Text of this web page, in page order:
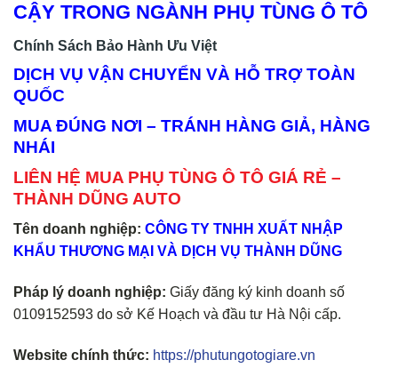
CẬY TRONG NGÀNH PHỤ TÙNG Ô TÔ
Chính Sách Bảo Hành Ưu Việt
DỊCH VỤ VẬN CHUYỂN VÀ HỖ TRỢ TOÀN
QUỐC
MUA ĐÚNG NƠI – TRÁNH HÀNG GIẢ, HÀNG
NHÁI
LIÊN HỆ MUA PHỤ TÙNG Ô TÔ GIÁ RẺ –
THÀNH DŨNG AUTO
Tên doanh nghiệp: CÔNG TY TNHH XUẤT NHẬP
KHẨU THƯƠNG MẠI VÀ DỊCH VỤ THÀNH DŨNG
Pháp lý doanh nghiệp: Giấy đăng ký kinh doanh số
0109152593 do sở Kế Hoạch và đầu tư Hà Nội cấp.
Website chính thức: https://phutungotogiare.vn